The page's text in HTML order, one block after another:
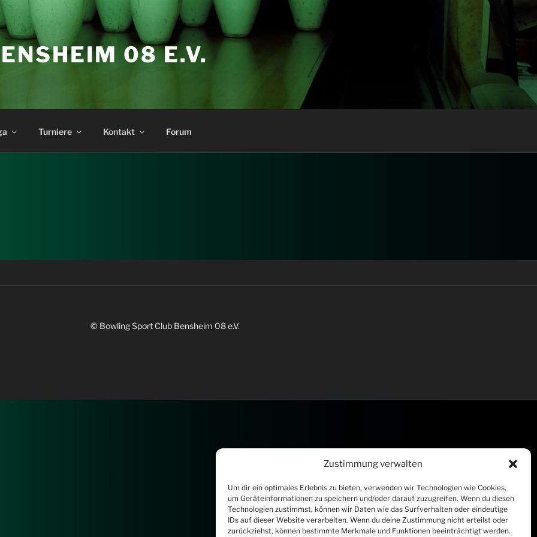
Zustimmung verwalten
Um dir ein optimales Erlebnis zu bieten, verwenden wir Technologien wie Cookies,
um Geräteinformationen zu speichern und/oder darauf zuzugreifen. Wenn du diesen
Technologien zustimmst, können wir Daten wie das Surfverhalten oder eindeutige
IDs auf dieser Website verarbeiten. Wenn du deine Zustimmung nicht erteilst oder
zurückziehst, können bestimmte Merkmale und Funktionen beeinträchtigt werden.
08 E.V.
Turniere Kontakt Forum
© Bowling Sport Club Bensheim 08 e.V.